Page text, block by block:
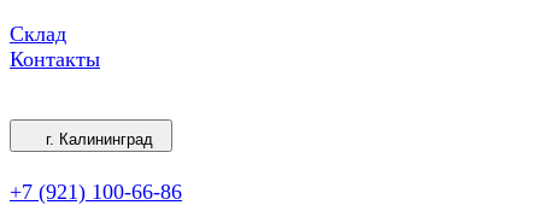
Склад
Контакты
г. Калининград
+7 (921) 100-66-86